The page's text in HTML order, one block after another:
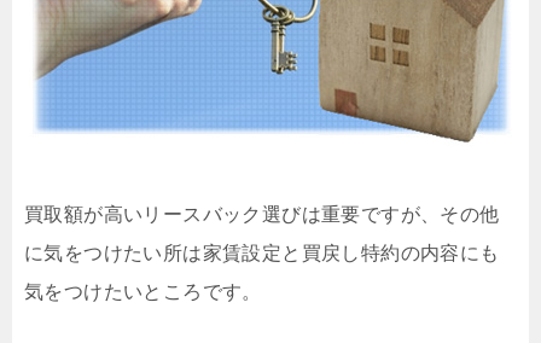
買取額が高いリースバック選びは重要ですが、その他
に気をつけたい所は家賃設定と買戻し特約の内容にも
気をつけたいところです。